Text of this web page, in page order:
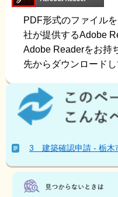
PDF形式のファイル
社が提供するAdobe
Adobe Readerをお持
先からダウンロード
こ
ペ
ジ
を
見
て
3 建築確認申請 - 栃木